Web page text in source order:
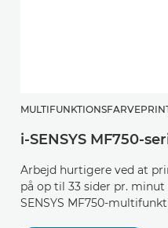
i-SENSYS MF750-
Arbejd hurtigere ved at
på op til 33 sider pr.
SENSYS MF750-